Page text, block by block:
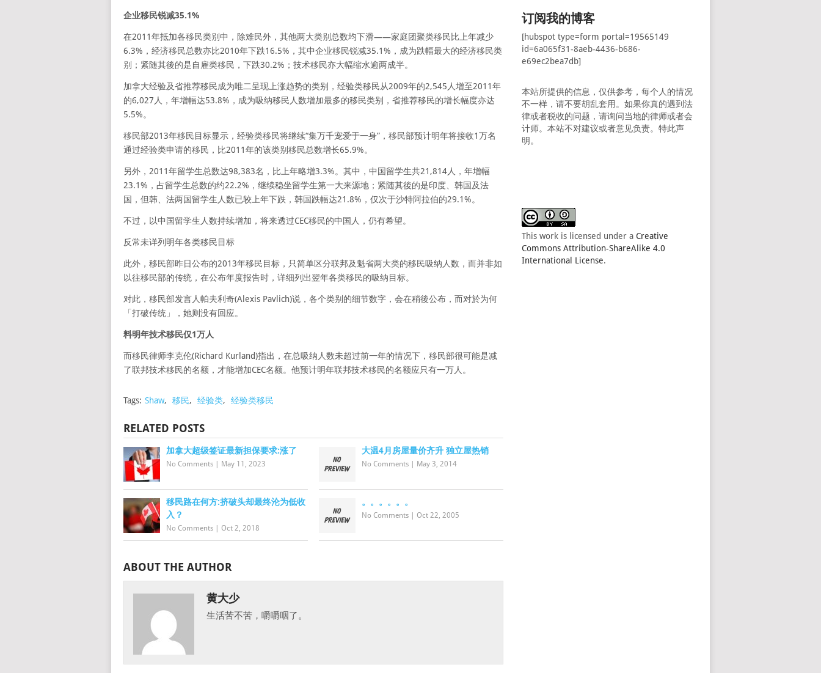
企业移民锐减35.1%
在2011年抵加各移民类别中，除难民外，其他两大类别总数均下滑——家庭团聚类移民比上年减少
6.3%，经济移民总数亦比2010年下跌16.5%，其中企业移民锐减35.1%，成为跌幅最大的经济移民类
别；紧随其後的是自雇类移民，下跌30.2%；技术移民亦大幅缩水逾两成半。
加拿大经验及省推荐移民成为唯二呈现上涨趋势的类别，经验类移民从2009年的2,545人增至2011年
的6,027人，年增幅达53.8%，成为吸纳移民人数增加最多的移民类别，省推荐移民的增长幅度亦达
5.5%。
移民部2013年移民目标显示，经验类移民将继续“集万千宠爱于一身”，移民部预计明年将接收1万名
通过经验类申请的移民，比2011年的该类别移民总数增长65.9%。
另外，2011年留学生总数达98,383名，比上年略增3.3%。其中，中国留学生共21,814人，年增幅
23.1%，占留学生总数的约22.2%，继续稳坐留学生第一大来源地；紧随其後的是印度、韩国及法
国，但韩、法两国留学生人数已较上年下跌，韩国跌幅达21.8%，仅次于沙特阿拉伯的29.1%。
不过，以中国留学生人数持续增加，将来透过CEC移民的中国人，仍有希望。
反常未详列明年各类移民目标
此外，移民部昨日公布的2013年移民目标，只简单区分联邦及魁省两大类的移民吸纳人数，而并非如
以往移民部的传统，在公布年度报告时，详细列出翌年各类移民的吸纳目标。
对此，移民部发言人帕夫利奇(Alexis Pavlich)说，各个类别的细节数字，会在稍後公布，而对於为何
「打破传统」，她则没有回应。
料明年技术移民仅1万人
而移民律师李克伦(Richard Kurland)指出，在总吸纳人数未超过前一年的情况下，移民部很可能是减
了联邦技术移民的名额，才能增加CEC名额。他预计明年联邦技术移民的名额应只有一万人。
Tags: Shaw, 移民, 经验类, 经验类移民
RELATED POSTS
加拿大超级签证最新担保要求:涨了
No Comments May 11, 2023
大温4月房屋量价齐升 独立屋热销
No Comments May 3, 2014
移民路在何方:挤破头却最终沦为低收
入？
No Comments Oct 2, 2018
。。。。。。
No Comments |Oct 22, 2005
ABOUT THE AUTHOR
黄大少
生活苦不苦，嚼嚼咽了。
订阅我的博客
[hubspot type=form portal=19565149
id=6a065f31-8aeb-4436-b686-
e69ec2bea7db]
本站所提供的信息，仅供参考，每个人的情况
不一样，请不要胡乱套用。如果你真的遇到法
律或者税收的问题，请询问当地的律师或者会
计师。本站不对建议或者意见负责。特此声
明。
This work is licensed under a Creative
Commons Attribution-ShareAlike 4.0
International License.